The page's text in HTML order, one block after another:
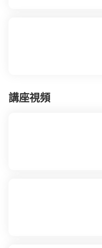
講座視頻